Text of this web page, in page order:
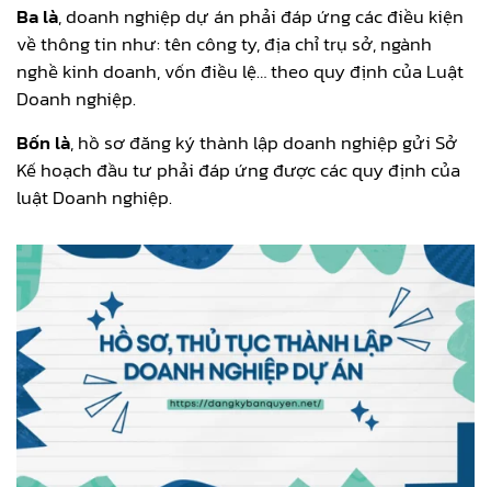
Ba là, doanh nghiệp dự án phải đáp ứng các điều kiện
về thông tin như: tên công ty, địa chỉ trụ sở, ngành
nghề kinh doanh, vốn điều lệ… theo quy định của Luật
Doanh nghiệp.
Bốn là, hồ sơ đăng ký thành lập doanh nghiệp gửi Sở
Kế hoạch đầu tư phải đáp ứng được các quy định của
luật Doanh nghiệp.